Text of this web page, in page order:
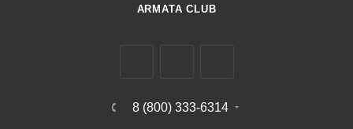
ARMATA CLUB
8 (800) 333-6314